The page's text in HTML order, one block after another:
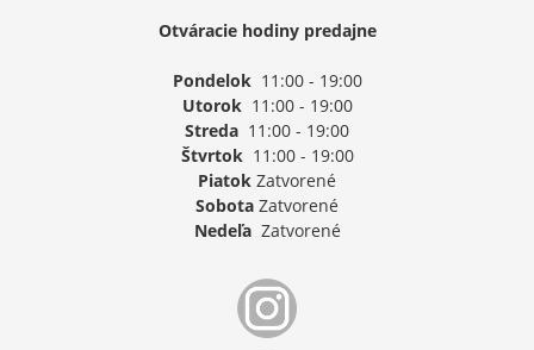
Otváracie hodiny predajne
Pondelok11:00 - 19:00
Utorok11:00 - 19:00
Streda 11:00 - 19:00
Štvrtok11:00 - 19:00
Piatok Zatvorené
Sobota Zatvorené
NedeľaZatvorené